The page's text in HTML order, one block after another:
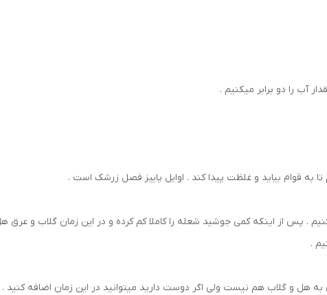
آب را دو برابر میکنیم .
به قوام بیاید و غلظت پیدا کند . اوایل پاییز فصل زرشک است .
پس از اینکه کمی جوشید شعله را کاملا کم کرده و در این زمان گلاب و عرق
.
هل و گلاب هم نیست ولی اگر دوست دارید میتوانید در این زمان اضافه کنید .